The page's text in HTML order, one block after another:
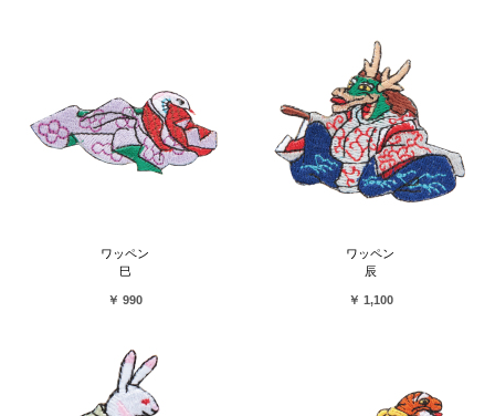
ワッペン
巳
￥ 990
ワッペン
辰
￥ 1,100